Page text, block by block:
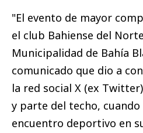
"El evento de mayor
el club Bahiense del
Municipalidad de Bahía
comunicado que dio a
la red social X (ex
y parte del techo,
encuentro deportivo en